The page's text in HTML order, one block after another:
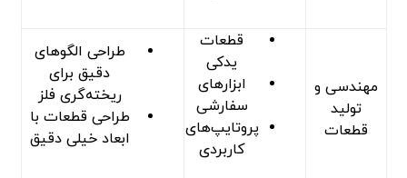
مهندسی و
تولید
قطعات
قطعات
یدکی
ابزارهای
سفارشی
پروتایپ‌های
کاربردی
طراحی الگوهای
دقیق برای
ریخته‌گری فلز
طراحی قطعات با
ابعاد خیلی دقیق